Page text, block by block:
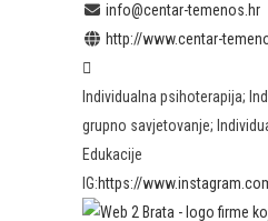
info@centar-temenos.hr
http://www.centar-
Individualna psihoterapija;
grupno savjetovanje;
Edukacije
IG:https://